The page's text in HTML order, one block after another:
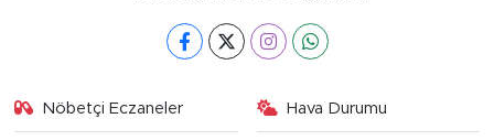
Nöbetçi Eczaneler Hava Durumu